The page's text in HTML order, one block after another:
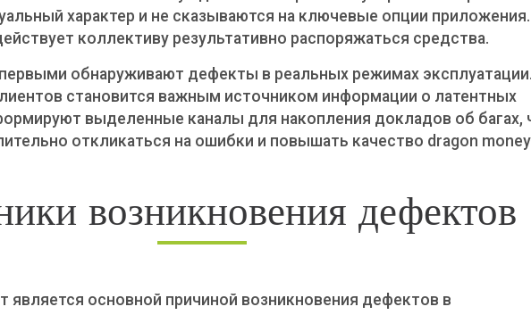
характер и не сказываются на ключевые опции приложения.
коллективу результативно распоряжаться средства.
обнаруживают дефекты в реальных режимах эксплуатации.
становится важным источником информации о латентных
выделенные каналы для накопления докладов об багах,
откликаться на ошибки и повышать качество dragon money
возникновения дефектов
является основной причиной возникновения дефектов в